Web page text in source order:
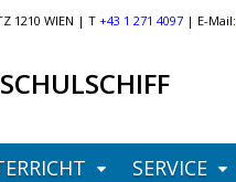
1210 WIEN | T+43 1 271 4097| E-Mail:
SERVICE